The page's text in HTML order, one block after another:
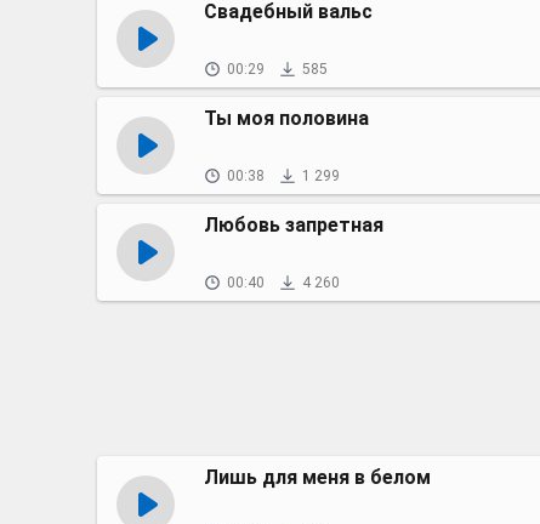
Свадебный вальс
00:29 585
Ты моя половина
00:38 1 299
Любовь запретная
00:40 4 260
Лишь для меня в белом